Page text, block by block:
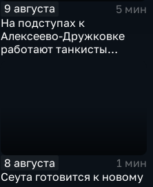
9 августа
5 мин
На подступах к
Алексеево-Дружковке
работают танкисты
8 августа
1 мин
Сеута готовится к новому